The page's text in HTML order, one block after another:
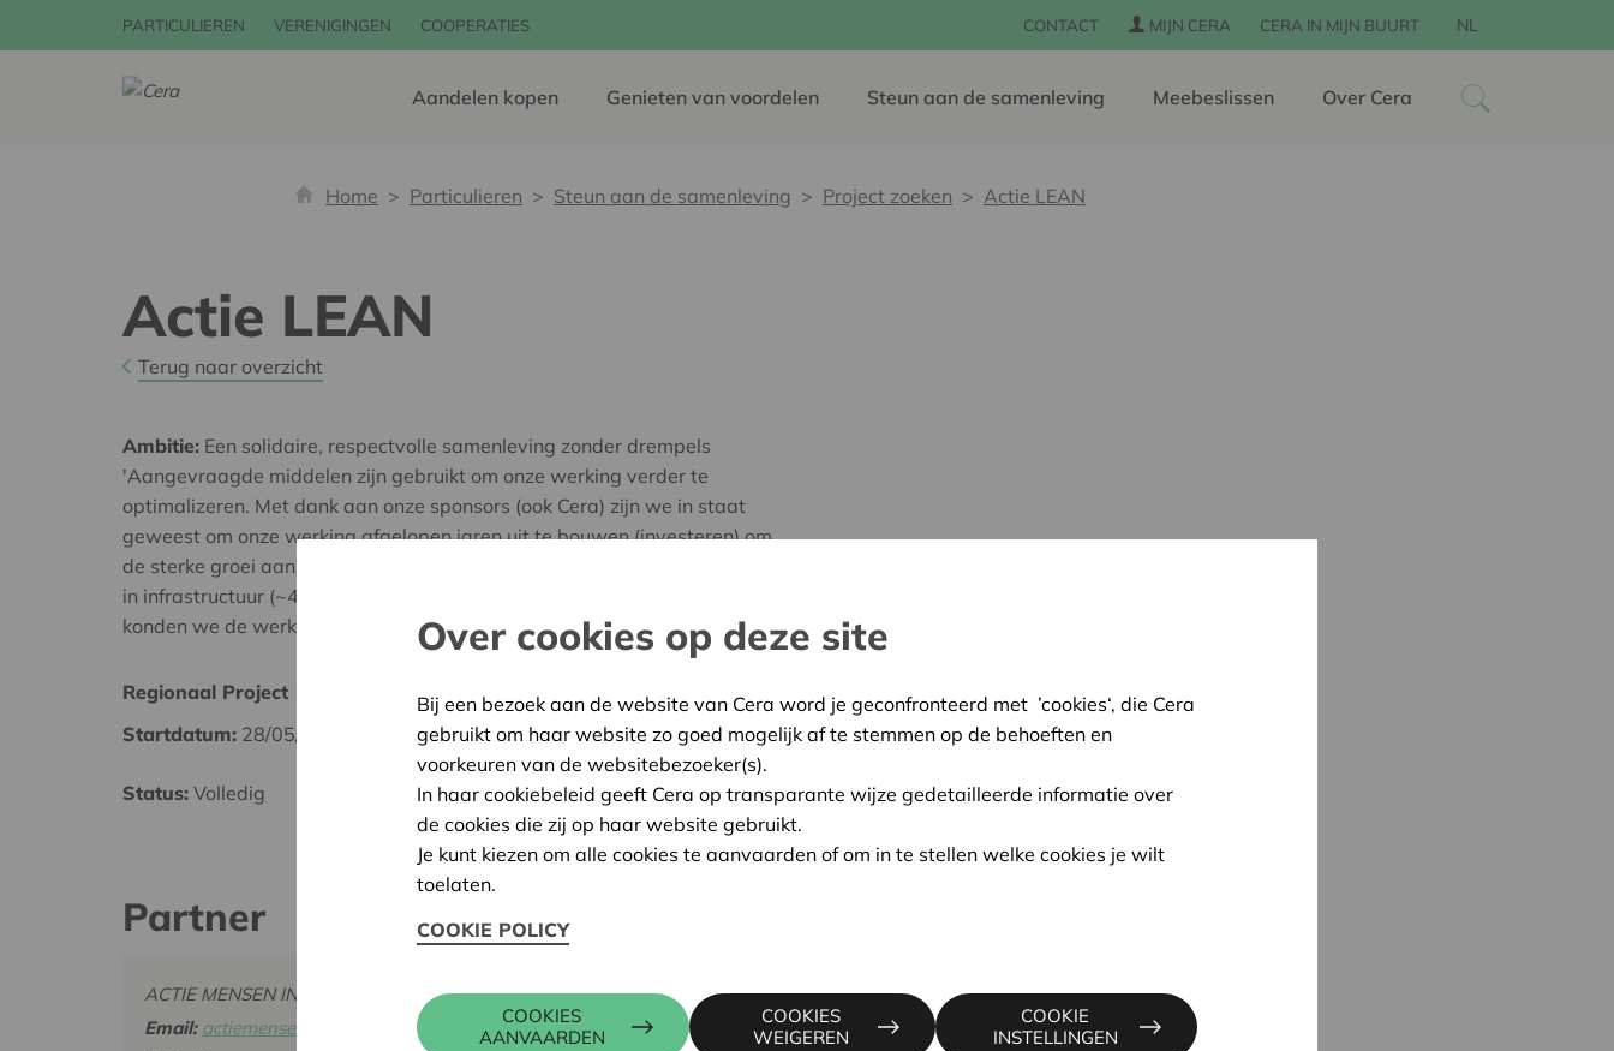
PARTICULIEREN VERENIGINGEN COOPERATIES CONTACT MIJN CERA CERA IN MIJN BUURT NL
Aandelen kopen Genieten van voordelen Steun aan de samenleving Meebeslissen Over Cera
Home Particulieren Steun aan de samenleving Project zoeken Actie LEAN
Actie LEAN
Terug naar overzicht
Ambitie: Een solidaire, respectvolle samenleving zonder drempels
'Aangevraagde middelen zijn gebruikt om onze werking verder te
optimalizeren. Met dank aan onze sponsors (ook Cera) zijn we in staat
geweest om onze werking afgelopen jaren uit te bouwen (investeren) om
de sterke groei aan mensen in nood op te vangen. De grote investeringen
in infrastructuur (~40.000 Euro) zijn inmiddels uitgevoerd. Met dit project
konden we de werking verfijnen en optimizeren.'
Regionaal Project
Startdatum: 28/05/2024
Status: Volledig
Geel-Mol
Datum:28/05/2024
Beslissing:Goedgekeurd
Partner
ACTIE MENSEN IN NOOD VZW, BRESSERDIJK 4, 2400 MOL
Email: actiemenseninnood@gmail.com
KRISTIEN MARTENS
016 27 96 58
Over cookies op deze site
Bij een bezoek aan de website van Cera word je geconfronteerd met ’cookies‘, die Cera
gebruikt om haar website zo goed mogelijk af te stemmen op de behoeften en
voorkeuren van de websitebezoeker(s).
In haar cookiebeleid geeft Cera op transparante wijze gedetailleerde informatie over
de cookies die zij op haar website gebruikt.
Je kunt kiezen om alle cookies te aanvaarden of om in te stellen welke cookies je wilt
toelaten.
COOKIE POLICY
COOKIES
AANVAARDEN
COOKIES
WEIGEREN
COOKIE
INSTELLINGEN